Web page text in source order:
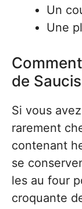
Un
Une
de
Si vous
rarement
contenant
se
les au four
croquante